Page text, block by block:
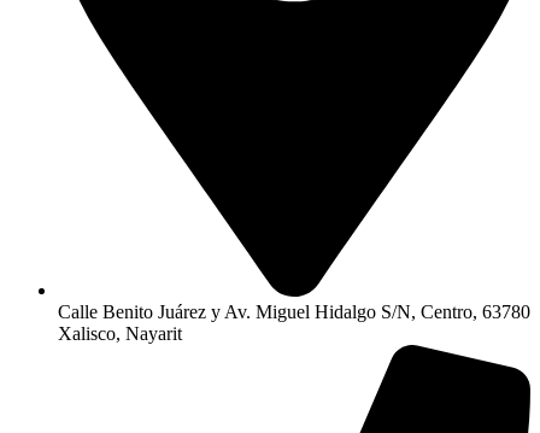
Calle Benito Juárez y Av. Miguel Hidalgo S/N, Centro, 63780
Xalisco, Nayarit